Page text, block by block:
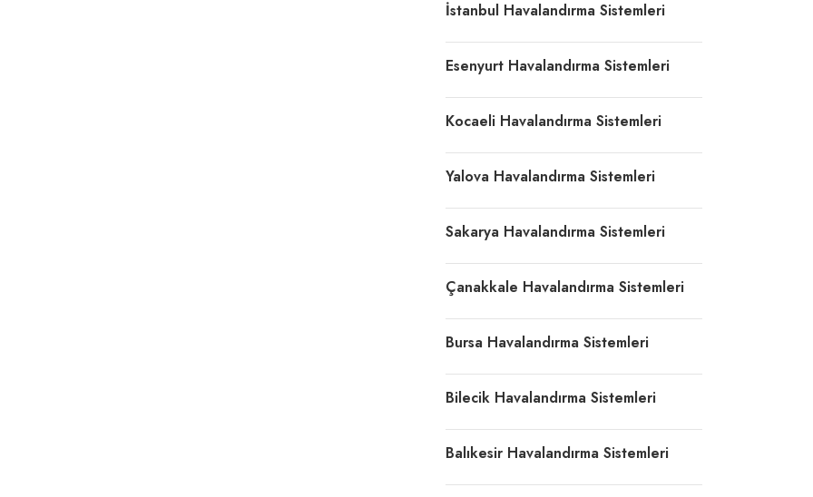
İstanbul Havalandırma Sistemleri
Esenyurt Havalandırma Sistemleri
Kocaeli Havalandırma Sistemleri
Yalova Havalandırma Sistemleri
Sakarya Havalandırma Sistemleri
Çanakkale Havalandırma Sistemleri
Bursa Havalandırma Sistemleri
Bilecik Havalandırma Sistemleri
Balıkesir Havalandırma Sistemleri